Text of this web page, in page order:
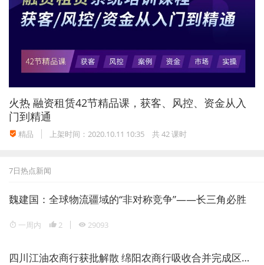
火热 融资租赁42节精品课，获客、风控、资金从入
门到精通
精品 上架时间：2020.10.11 10:35 共 42 课时
7日热点新闻
魏建国：全球物流疆域的“非对称竞争”——长三角必胜
一周内 2 29093
四川江油农商行获批解散 绵阳农商行吸收合并完成区域银行整合